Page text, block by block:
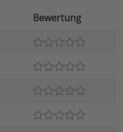
Bewertung